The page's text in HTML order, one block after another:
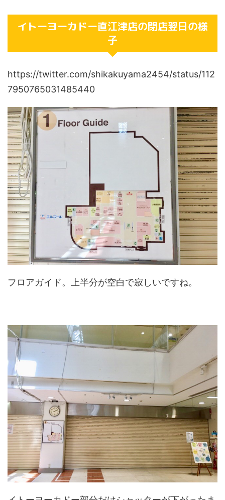
イトーヨーカドー直江津店の閉店翌日の様
子
https://twitter.com/shikakuyama2454/status/112
7950765031485440
フロアガイド。上半分が空白で寂しいですね。